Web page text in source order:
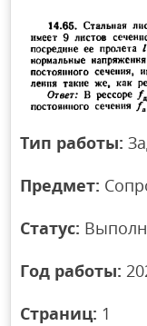
Тип работы:
Предмет:
Статус:
Год работы:
Страниц: 1